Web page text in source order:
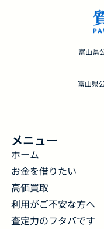
富山県
富山県
メニュー
ホーム
お金を借りたい
高価買取
利用がご不安な方へ
査定力のフタバです